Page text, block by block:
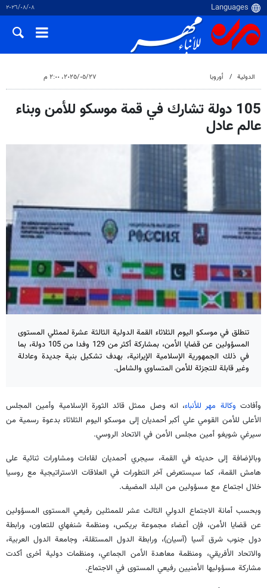
٠٨‏/٠٨‏/٢٠٢٦
الدولية أوروبا ٢٧‏/٠٥‏/٢٠٢٥، ٢:٠٠ م
105 دولة تشارك في قمة موسكو للأمن وبناء
عالم عادل
تنطلق في موسكو اليوم الثلاثاء القمة الدولية الثالثة عشرة لممثلي المستوى
المسؤولين عن قضايا الأمن، بمشاركة أكثر من 129 وفدا من 105 دولة، بما
في ذلك الجمهورية الإسلامية الإيرانية، بهدف تشكيل بنية جديدة وعادلة
وغير قابلة للتجزئة للأمن المتساوي والشامل.
وأفادت وكالة مهر للأنباء، انه وصل ممثل قائد الثورة الإسلامية وأمين المجلس
الأعلى للأمن القومي علي أكبر أحمديان إلى موسكو اليوم الثلاثاء بدعوة رسمية من
سيرغي شويغو أمين مجلس الأمن في الاتحاد الروسي.
وبالإضافة إلى حديثه في القمة، سيجري أحمديان لقاءات ومشاورات ثنائية على
هامش القمة، كما سيستعرض آخر التطورات في العلاقات الاستراتيجية مع روسيا
خلال اجتماع مع مسؤولين من البلد المضيف.
وبحسب أمانة الاجتماع الدولي الثالث عشر للممثلين رفيعي المستوى المسؤولين
عن قضايا الأمن، فإن أعضاء مجموعة بريكس، ومنظمة شنغهاي للتعاون، ورابطة
دول جنوب شرق آسيا (آسيان)، ورابطة الدول المستقلة، وجامعة الدول العربية،
والاتحاد الأفريقي، ومنظمة معاهدة الأمن الجماعي، ومنظمات دولية أخرى أكدت
مشاركة مسؤوليها الأمنيين رفيعي المستوى في الاجتماع.